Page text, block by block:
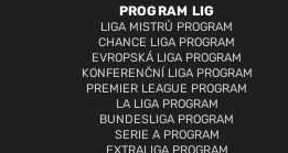
PROGRAM LIG
LIGA MISTRŮ PROGRAM
CHANCE LIGA PROGRAM
EVROPSKÁ LIGA PROGRAM
KONFERENČNÍ LIGA PROGRAM
PREMIER LEAGUE PROGRAM
LA LIGA PROGRAM
BUNDESLIGA PROGRAM
SERIE A PROGRAM